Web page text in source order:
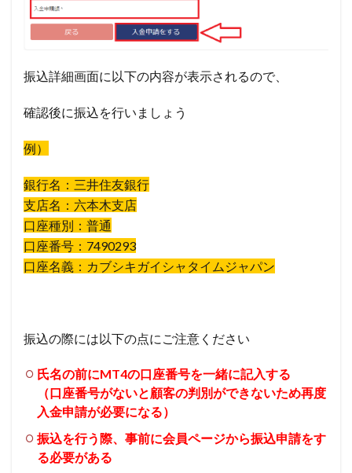
振込詳細画面に以下の内容が表示されるので、
確認後に振込を行いましょう
例）
銀行名：三井住友銀行
支店名：六本木支店
口座種別：普通
口座番号：7490293
口座名義：カブシキガイシャタイムジャパン
振込の際には以下の点にご注意ください
氏名の前にMT4の口座番号を一緒に記入する
（口座番号がないと顧客の判別ができないため再度
入金申請が必要になる）
振込を行う際、事前に会員ページから振込申請をす
る必要がある